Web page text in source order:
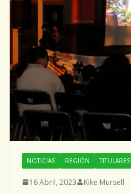
NOTICIAS REGIÓN TITULARES
16 Abril, 2023 Kike Mursell